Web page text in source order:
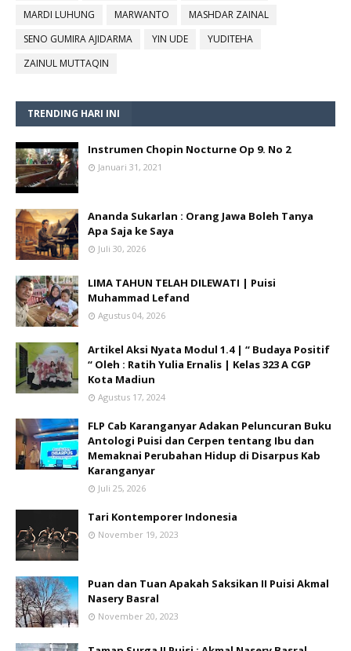
MARDI LUHUNG
MARWANTO
MASHDAR ZAINAL
SENO GUMIRA AJIDARMA
YIN UDE
YUDITEHA
ZAINUL MUTTAQIN
TRENDING HARI INI
Instrumen Chopin Nocturne Op 9. No 2
Januari 31, 2021
Ananda Sukarlan : Orang Jawa Boleh Tanya
Apa Saja ke Saya
Juli 30, 2026
LIMA TAHUN TELAH DILEWATI | Puisi
Muhammad Lefand
Agustus 04, 2026
Artikel Aksi Nyata Modul 1.4 | “ Budaya Positif
“ Oleh : Ratih Yulia Ernalis | Kelas 323 A CGP
Kota Madiun
Agustus 17, 2024
FLP Cab Karanganyar Adakan Peluncuran Buku
Antologi Puisi dan Cerpen tentang Ibu dan
Memaknai Perubahan Hidup di Disarpus Kab
Karanganyar
Juli 25, 2026
Tari Kontemporer Indonesia
November 19, 2023
Puan dan Tuan Apakah Saksikan II Puisi Akmal
Nasery Basral
November 20, 2023